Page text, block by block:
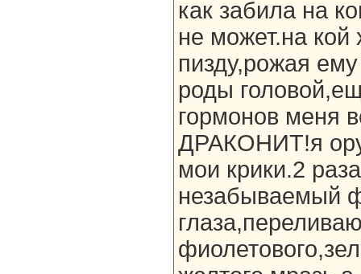
как забила на
не может.на кой
пизду,рожая
роды
гормонов меня
ДРАКОНИТ!я
мои крики.2
незабываемый